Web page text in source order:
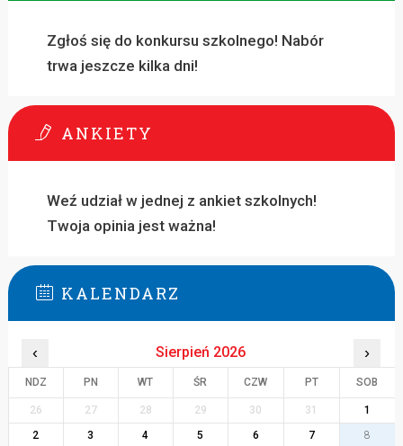
Zgłoś się do konkursu szkolnego! Nabór
trwa jeszcze kilka dni!
ANKIETY
Weź udział w jednej z ankiet szkolnych!
Twoja opinia jest ważna!
KALENDARZ
‹ Sierpień 2026 ›
NDZ PN WT ŚR CZW PT SOB
26 27 28 29 30 31
1
2
3 4 5 6 7
8